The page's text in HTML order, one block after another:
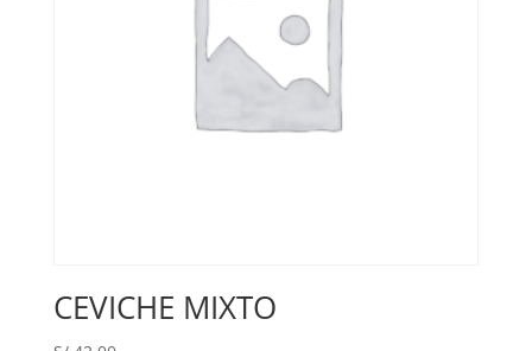
CEVICHE MIXTO